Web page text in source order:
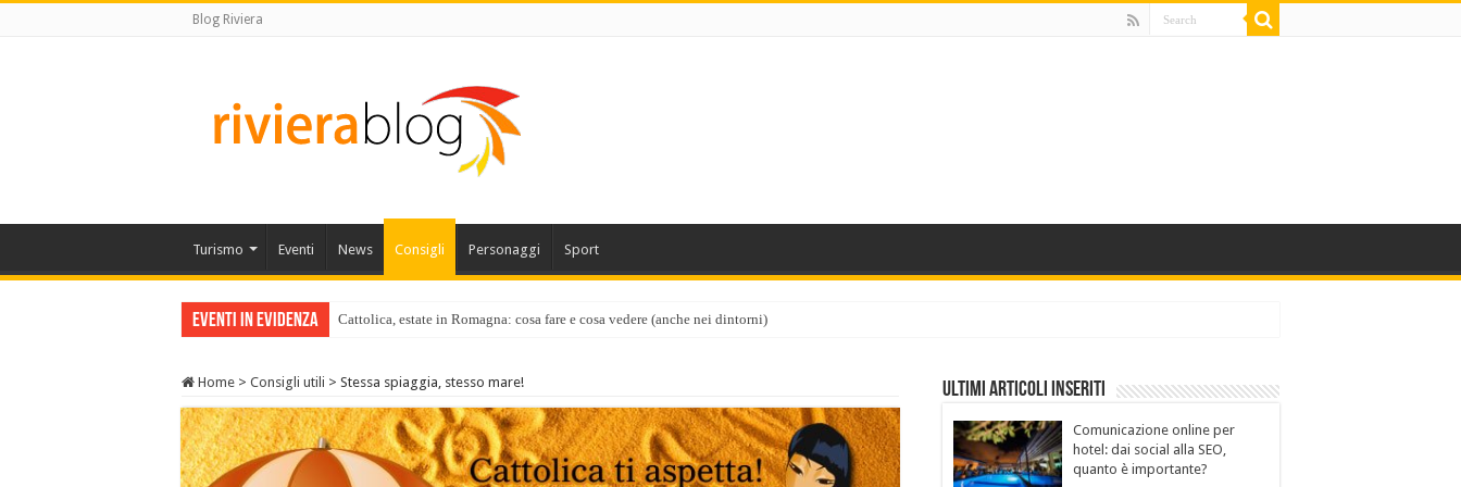
Blog Riviera
Turismo Eventi News Consigli Personaggi Sport
Eventi in Evidenza Cattolica, estate in Romagna: cosa fare e cosa vedere (anche nei dintorni)
Home > Consigli utili > Stessa spiaggia, stesso mare! Ultimi Articoli Inseriti
Comunicazione online per
hotel: dai social alla SEO,
quanto è importante?